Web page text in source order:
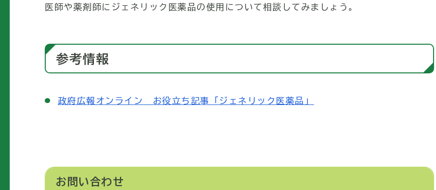
医師や薬剤師にジェネリック医薬品の使用について相談してみましょう。
参考情報
政府広報オンライン お役立ち記事「ジェネリック医薬品」
お問い合わせ